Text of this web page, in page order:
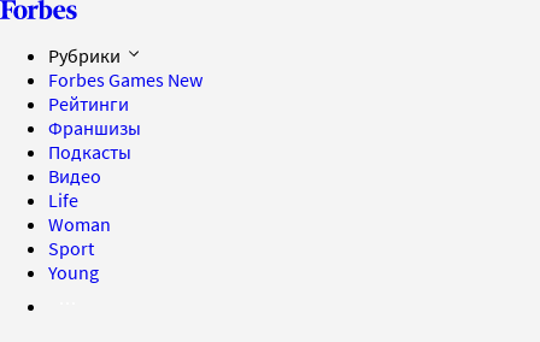
Рубрики
Forbes Games New
Рейтинги
Франшизы
Подкасты
Видео
Life
Woman
Sport
Young